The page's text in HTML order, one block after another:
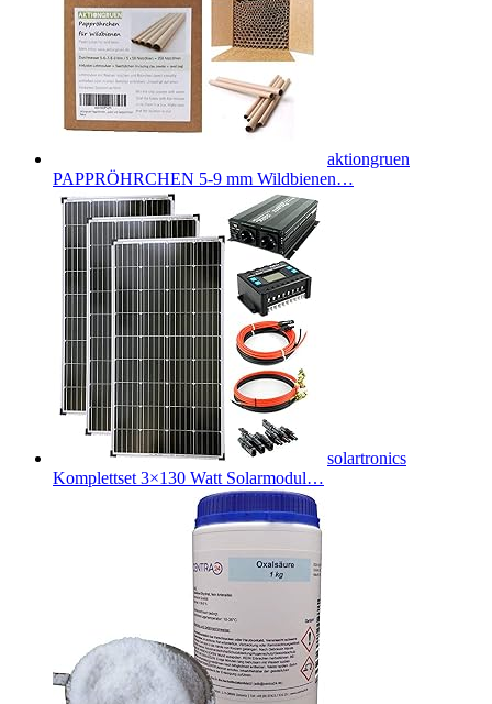
aktiongruen
PAPPRÖHRCHEN 5-9 mm Wildbienen…
solartronics
Komplettset 3×130 Watt Solarmodul…